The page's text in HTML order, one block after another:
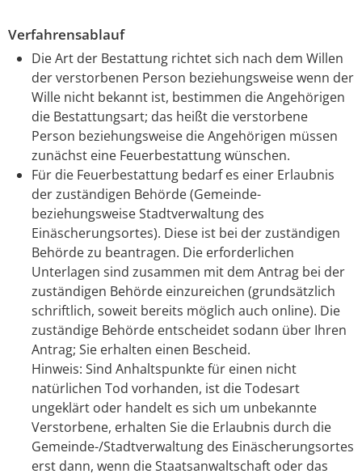
Verfahrensablauf
Die Art der Bestattung richtet sich nach dem Willen
der verstorbenen Person beziehungsweise wenn der
Wille nicht bekannt ist, bestimmen die Angehörigen
die Bestattungsart; das heißt die verstorbene
Person beziehungsweise die Angehörigen müssen
zunächst eine Feuerbestattung wünschen.
Für die Feuerbestattung bedarf es einer Erlaubnis
der zuständigen Behörde (Gemeinde-
beziehungsweise Stadtverwaltung des
Einäscherungsortes). Diese ist bei der zuständigen
Behörde zu beantragen. Die erforderlichen
Unterlagen sind zusammen mit dem Antrag bei der
zuständigen Behörde einzureichen (grundsätzlich
schriftlich, soweit bereits möglich auch online). Die
zuständige Behörde entscheidet sodann über Ihren
Antrag; Sie erhalten einen Bescheid.
Hinweis: Sind Anhaltspunkte für einen nicht
natürlichen Tod vorhanden, ist die Todesart
ungeklärt oder handelt es sich um unbekannte
Verstorbene, erhalten Sie die Erlaubnis durch die
Gemeinde-/Stadtverwaltung des Einäscherungsortes
erst dann, wenn die Staatsanwaltschaft oder das